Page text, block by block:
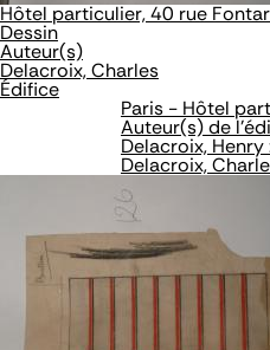
Hôtel particulier, 40 rue
Dessin
Auteur(s)
Delacroix, Charles
Édifice
Paris - Hôtel
Auteur(s) de
Delacroix,
Delacroix,